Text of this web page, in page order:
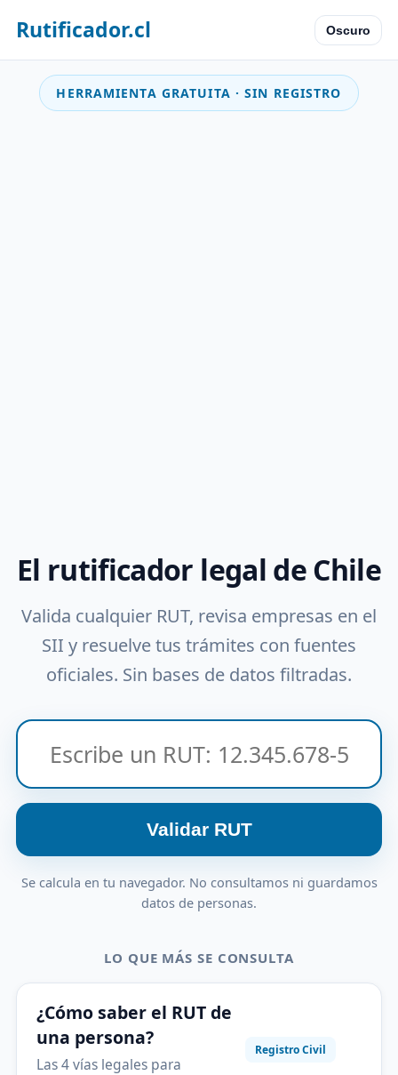
Rutificador.cl Oscuro
HERRAMIENTA GRATUITA · SIN REGISTRO
El rutificador legal de Chile
Valida cualquier RUT, revisa empresas en el
SII y resuelve tus trámites con fuentes
oficiales. Sin bases de datos filtradas.
Validar RUT
Se calcula en tu navegador. No consultamos ni guardamos
datos de personas.
LO QUE MÁS SE CONSULTA
¿Cómo saber el RUT de
una persona?
Las 4 vías legales para
Registro Civil